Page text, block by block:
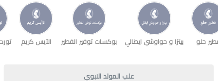
حلو بيتزا و حواوشي ايطالي بوكسات توفير الفطير الآيس كريم
علب المولد النبوي